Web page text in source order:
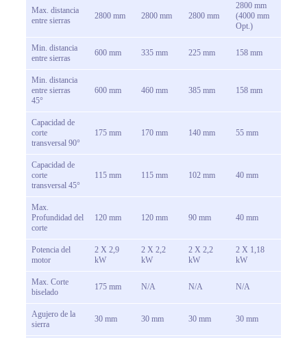
Max. distancia
entre sierras
2800 mm 2800 mm 2800 mm
2800 mm
(4000 mm
Opt.)
Min. distancia
entre sierras
600 mm 335 mm 225 mm 158 mm
Min. distancia
entre sierras
45°
600 mm 460 mm 385 mm 158 mm
Capacidad de
corte
transversal 90°
175 mm 170 mm 140 mm 55 mm
Capacidad de
corte
transversal 45°
115 mm 115 mm 102 mm 40 mm
Max.
Profundidad del
corte
120 mm 120 mm 90 mm 40 mm
Potencia del
motor
2 X 2,9
kW
2 X 2,2
kW
2 X 2,2
kW
2 X 1,18
kW
Max. Corte
biselado
175 mm N/A N/A N/A
Agujero de la
sierra
30 mm 30 mm 30 mm 30 mm